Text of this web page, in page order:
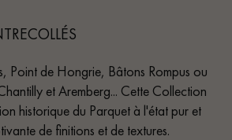
Point de Hongrie, Bâtons Rompus ou
et Aremberg... Cette Collection
historique du Parquet à l'état pur et
de finitions et de textures.